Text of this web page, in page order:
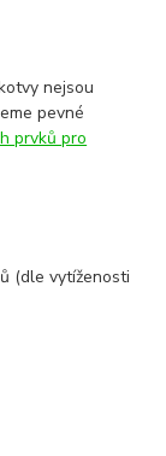
nejsou
pevné
prvků pro
(dle vytíženosti